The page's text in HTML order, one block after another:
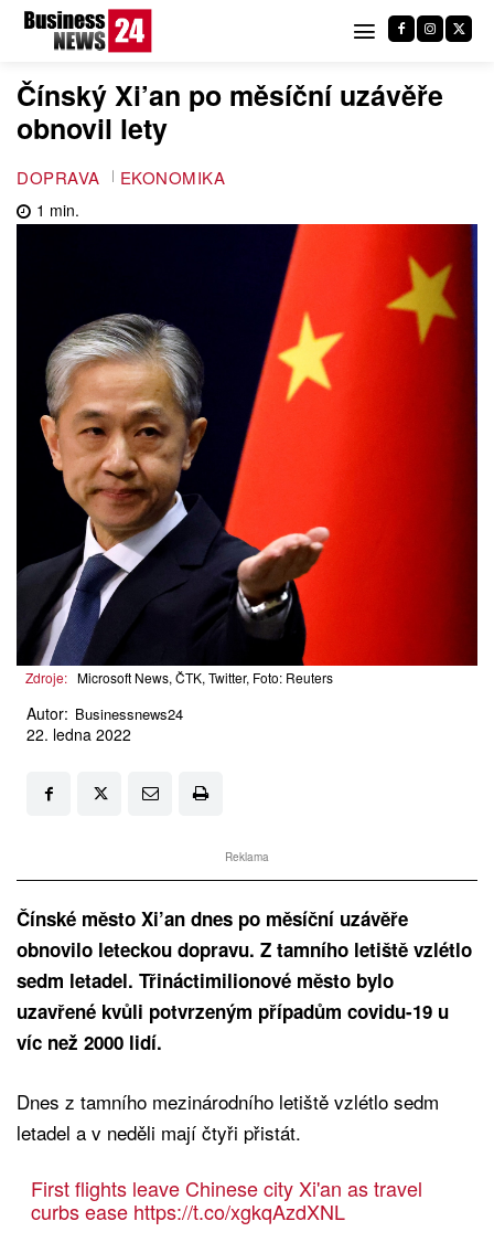
Čínský Xi’an po měsíční uzávěře
obnovil lety
DOPRAVA EKONOMIKA
1 min.
Zdroje: Microsoft News, ČTK, Twitter, Foto: Reuters
Autor: Businessnews24
22. ledna 2022
Reklama
Čínské město Xi’an dnes po měsíční uzávěře
obnovilo leteckou dopravu. Z tamního letiště vzlétlo
sedm letadel. Třináctimilionové město bylo
uzavřené kvůli potvrzeným případům covidu-19 u
víc než 2000 lidí.
Dnes z tamního mezinárodního letiště vzlétlo sedm
letadel a v neděli mají čtyři přistát.
First flights leave Chinese city Xi'an as travel
curbs ease https://t.co/xgkqAzdXNL